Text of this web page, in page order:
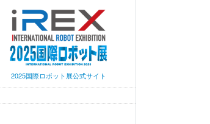
2025国際ロボット展公式サイト